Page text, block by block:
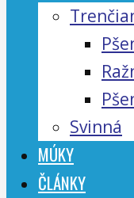
Svinná
MÚKY
ČLÁNKY